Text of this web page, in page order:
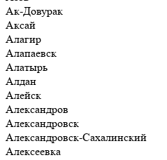
Ак-Довурак
Аксай
Алагир
Алапаевск
Алатырь
Алдан
Алейск
Александров
Александровск
Александровск-Сахалинский
Алексеевка